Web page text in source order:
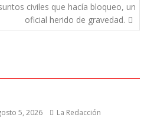
civiles que hacía bloqueo, un
oficial herido de gravedad.
5, 2026 La Redacción